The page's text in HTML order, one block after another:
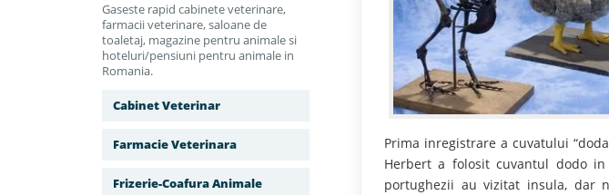
Gaseste rapid cabinete veterinare,
farmacii veterinare, saloane de
toaletaj, magazine pentru animale si
hoteluri/pensiuni pentru animale in
Romania.
Cabinet Veterinar
Farmacie Veterinara
Frizerie-Coafura Animale
Prima inregistrare a cuvatului
Herbert a folosit cuvantul dodo
portughezii au vizitat insula, dar